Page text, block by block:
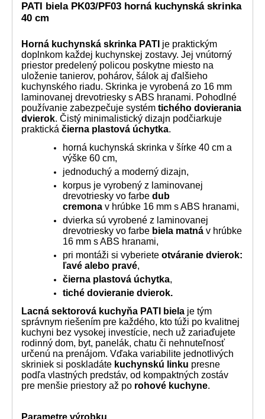
PATI biela PK03/PF03 horná kuchynská skrinka
40 cm
Horná kuchynská skrinka PATI je praktickým
doplnkom každej kuchynskej zostavy. Jej vnútorný
priestor predelený policou poskytne miesto na
uloženie tanierov, pohárov, šálok aj ďalšieho
kuchynského riadu. Skrinka je vyrobená zo 16 mm
laminovanej drevotriesky s ABS hranami. Pohodlné
používanie zabezpečuje systém tichého dovierania
dvierok. Čistý minimalistický dizajn podčiarkuje
praktická čierna plastová úchytka.
horná kuchynská skrinka v šírke 40 cm a
výške 60 cm,
jednoduchý a moderný dizajn,
korpus je vyrobený z laminovanej
drevotriesky vo farbe dub
cremona v hrúbke 16 mm s ABS hranami,
dvierka sú vyrobené z laminovanej
drevotriesky vo farbe biela matná v hrúbke
16 mm s ABS hranami,
pri montáži si vyberiete otváranie dvierok:
ľavé alebo pravé,
čierna plastová úchytka,
tiché dovieranie dvierok.
Lacná sektorová kuchyňa PATI biela je tým
správnym riešením pre každého, kto túži po kvalitnej
kuchyni bez vysokej investície, nech už zariaďujete
rodinný dom, byt, panelák, chatu či nehnuteľnosť
určenú na prenájom. Vďaka variabilite jednotlivých
skriniek si poskladáte kuchynskú linku presne
podľa vlastných predstáv, od kompaktných zostáv
pre menšie priestory až po rohové kuchyne.
Parametre výrobku